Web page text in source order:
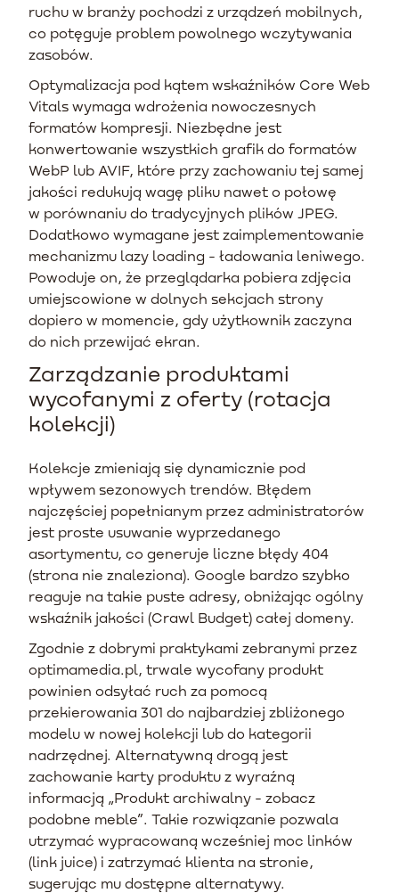
ruchu w branży pochodzi z urządzeń mobilnych,
co potęguje problem powolnego wczytywania
zasobów.
Optymalizacja pod kątem wskaźników Core Web
Vitals wymaga wdrożenia nowoczesnych
formatów kompresji. Niezbędne jest
konwertowanie wszystkich grafik do formatów
WebP lub AVIF, które przy zachowaniu tej samej
jakości redukują wagę pliku nawet o połowę
w porównaniu do tradycyjnych plików JPEG.
Dodatkowo wymagane jest zaimplementowanie
mechanizmu lazy loading - ładowania leniwego.
Powoduje on, że przeglądarka pobiera zdjęcia
umiejscowione w dolnych sekcjach strony
dopiero w momencie, gdy użytkownik zaczyna
do nich przewijać ekran.
Zarządzanie produktami
wycofanymi z oferty (rotacja
kolekcji)
Kolekcje zmieniają się dynamicznie pod
wpływem sezonowych trendów. Błędem
najczęściej popełnianym przez administratorów
jest proste usuwanie wyprzedanego
asortymentu, co generuje liczne błędy 404
(strona nie znaleziona). Google bardzo szybko
reaguje na takie puste adresy, obniżając ogólny
wskaźnik jakości (Crawl Budget) całej domeny.
Zgodnie z dobrymi praktykami zebranymi przez
optimamedia.pl, trwale wycofany produkt
powinien odsyłać ruch za pomocą
przekierowania 301 do najbardziej zbliżonego
modelu w nowej kolekcji lub do kategorii
nadrzędnej. Alternatywną drogą jest
zachowanie karty produktu z wyraźną
informacją „Produkt archiwalny - zobacz
podobne meble”. Takie rozwiązanie pozwala
utrzymać wypracowaną wcześniej moc linków
(link juice) i zatrzymać klienta na stronie,
sugerując mu dostępne alternatywy.